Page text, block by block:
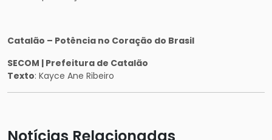
Catalão – Potência no Coração do Brasil
SECOM | Prefeitura de Catalão
Texto: Kayce Ane Ribeiro